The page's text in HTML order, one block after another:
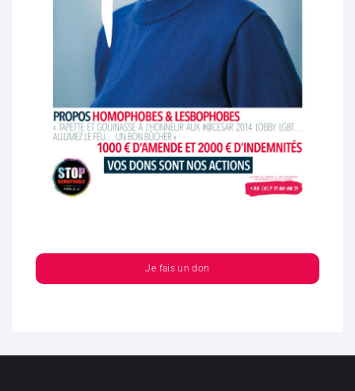
Je fais un don